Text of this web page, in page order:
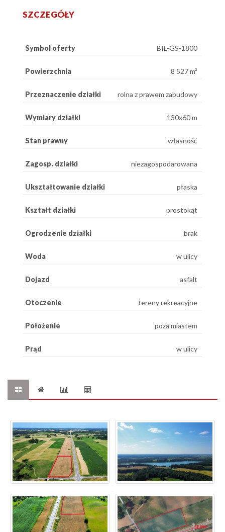
SZCZEGÓŁY
Symbol oferty BIL-GS-1800
Powierzchnia 8 527 m²
Przeznaczenie działki rolna z prawem zabudowy
Wymiary działki 130x60 m
Stan prawny własność
Zagosp. działki niezagospodarowana
Ukształtowanie działki płaska
Kształt działki prostokąt
Ogrodzenie działki brak
Woda w ulicy
Dojazd asfalt
Otoczenie tereny rekreacyjne
Położenie poza miastem
Prąd w ulicy